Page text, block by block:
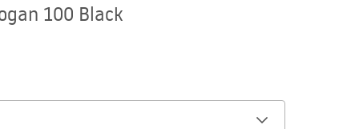
100 Black